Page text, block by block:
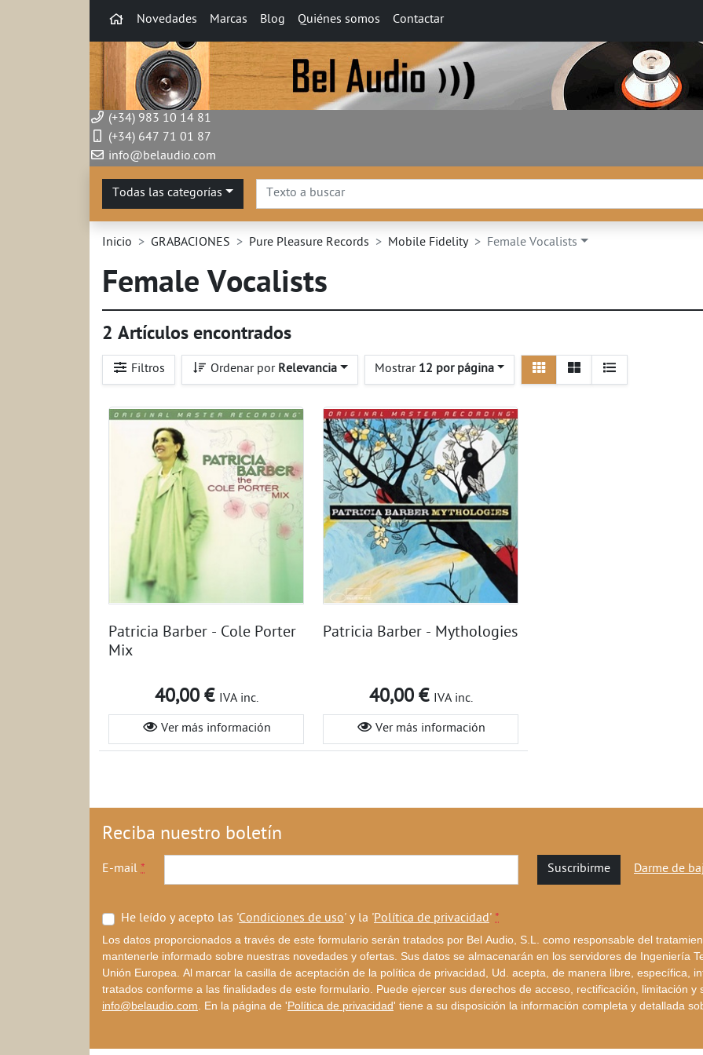
la
página
de
inicio
Novedades Marcas Blog Quiénes somos Contactar
(+34) 983 10 14 81
(+34) 647 71 01 87
info@belaudio.com
Todas las categorías Buscar
Inicio GRABACIONES Pure Pleasure Records Mobile Fidelity Female Vocalists
Female Vocalists
2 Artículos encontrados
Filtros Ordenar porRelevancia Mostrar12 por página
detallelistado
Patricia Barber - Cole Porter
Mix
40,00 € IVA inc.
Ver más información
Patricia Barber - Mythologies
40,00 € IVA inc.
Ver más información
Reciba nuestro boletín
E-mail* Suscribirme Darme de
He leído y acepto las 'Condiciones de uso' y la 'Política de privacidad'*
Los datos proporcionados a través de este formulario serán tratados por Bel Audio, S.L. como responsable del
mantenerle informado sobre nuestras novedades y ofertas. Sus datos se almacenarán en los servidores de Ingeniería
Unión Europea. Al marcar la casilla de aceptación de la política de privacidad, Ud. acepta, de manera libre, específica,
tratados conforme a las finalidades de este formulario. Puede ejercer sus derechos de acceso, rectificación, limitación
info@belaudio.com . En la página de 'Política de privacidad' tiene a su disposición la información completa y detallada